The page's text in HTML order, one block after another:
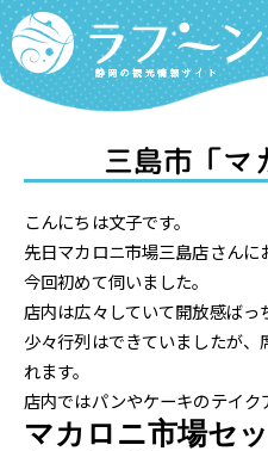
三島市「マ
こんにちは文子です。
先日マカロニ市場三島店さんに
今回初めて伺いました。
店内は広々していて開放感ばっ
少々行列はできていましたが
れます。
店内ではパンやケーキのテイ
マカロニ市場セ